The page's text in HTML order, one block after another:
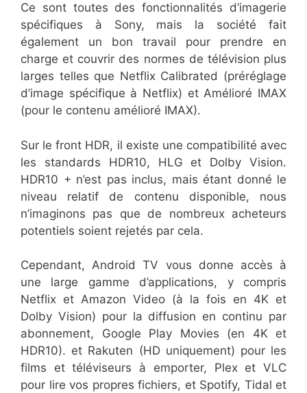
Ce sont toutes des fonctionnalités d’imagerie
spécifiques à Sony, mais la société fait
également un bon travail pour prendre en
charge et couvrir des normes de télévision plus
larges telles que Netflix Calibrated (préréglage
d’image spécifique à Netflix) et Amélioré IMAX
(pour le contenu amélioré IMAX).
Sur le front HDR, il existe une compatibilité avec
les standards HDR10, HLG et Dolby Vision.
HDR10 + n’est pas inclus, mais étant donné le
niveau relatif de contenu disponible, nous
n’imaginons pas que de nombreux acheteurs
potentiels soient rejetés par cela.
Cependant, Android TV vous donne accès à
une large gamme d’applications, y compris
Netflix et Amazon Video (à la fois en 4K et
Dolby Vision) pour la diffusion en continu par
abonnement, Google Play Movies (en 4K et
HDR10). et Rakuten (HD uniquement) pour les
films et téléviseurs à emporter, Plex et VLC
pour lire vos propres fichiers, et Spotify, Tidal et